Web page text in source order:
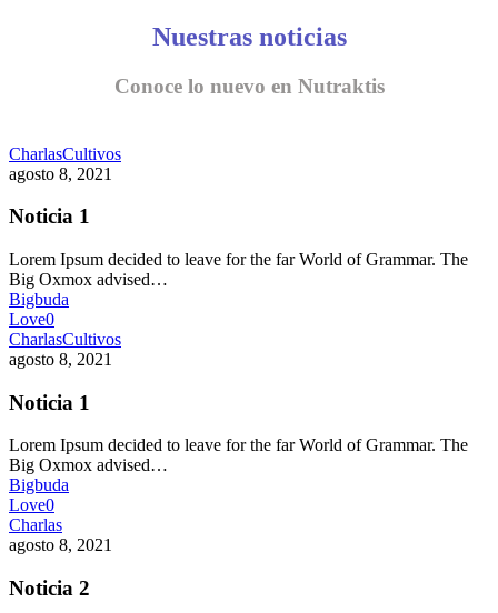
Nuestras noticias
Conoce lo nuevo en Nutraktis
CharlasCultivos
agosto 8, 2021
Noticia 1
Lorem Ipsum decided to leave for the far World of Grammar. The
Big Oxmox advised…
Bigbuda
Love0
CharlasCultivos
agosto 8, 2021
Noticia 1
Lorem Ipsum decided to leave for the far World of Grammar. The
Big Oxmox advised…
Bigbuda
Love0
Charlas
agosto 8, 2021
Noticia 2